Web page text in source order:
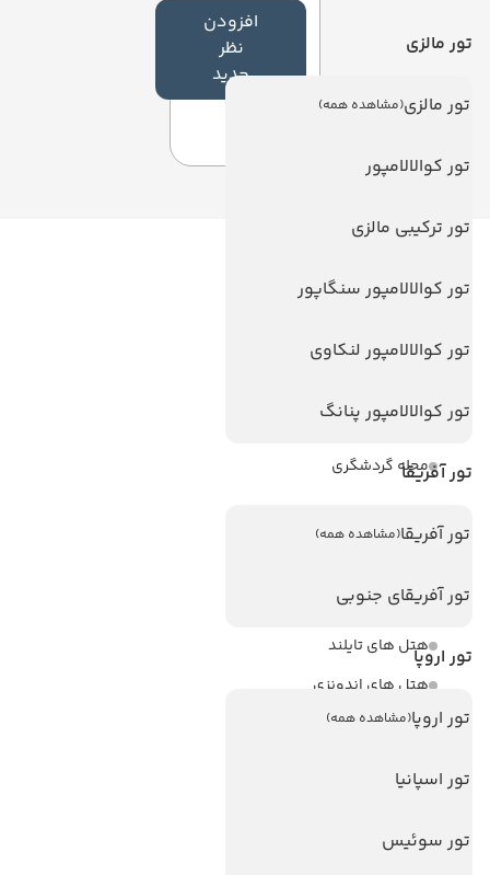
تور مالزی
تور مالزی(مشاهده همه)
تور کوالالامپور
تور ترکیبی مالزی
تور کوالالامپور سنگاپور
تور کوالالامپور لنکاوی
تور کوالالامپور پنانگ
تور آفریقا
تور آفریقا(مشاهده همه)
تور آفریقای جنوبی
تور اروپا
تور اروپا(مشاهده همه)
تور اسپانیا
تور سوئیس
افزودن
نظر
جدید
لینک های مفید
ویزا کانادا
تماس با ما
مجله گردشگری
هتل های پر بازدید
هتل های استانبول
هتل های تایلند
هتل های اندونزی
هتل های سریلانکا
تورهای پربازدید